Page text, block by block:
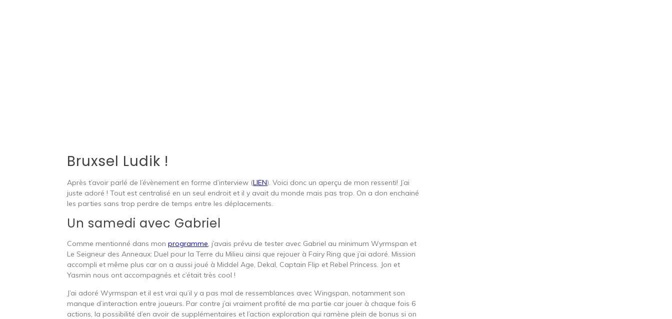
Bruxsel Ludik !
Après t’avoir parlé de l’évènement en forme d’interview (LIEN). Voici donc un aperçu de mon ressenti! J’ai
juste adoré ! Tout est centralisé en un seul endroit et il y avait du monde mais pas trop. On a don enchainé
les parties sans trop perdre de temps entre les déplacements.
Un samedi avec Gabriel
Comme mentionné dans monprogramme, j’avais prévu de tester avec Gabriel au minimum Wyrmspan et
Le Seigneur des Anneaux: Duel pour la Terre du Milieu ainsi que rejouer à Fairy Ring que j’ai adoré. Mission
accompli et même plus car on a aussi joué à Middel Age, Dekal, Captain Flip et Rebel Princess. Jon et
Yasmin nous ont accompagnés et c’était très cool !
J’ai adoré Wyrmspan et il est vrai qu’il y a pas mal de ressemblances avec Wingspan, notamment son
manque d’interaction entre joueurs. Par contre j’ai vraiment profité de ma partie car jouer à chaque fois 6
actions, la possibilité d’en avoir de supplémentaires et l’action exploration qui ramène plein de bonus si on